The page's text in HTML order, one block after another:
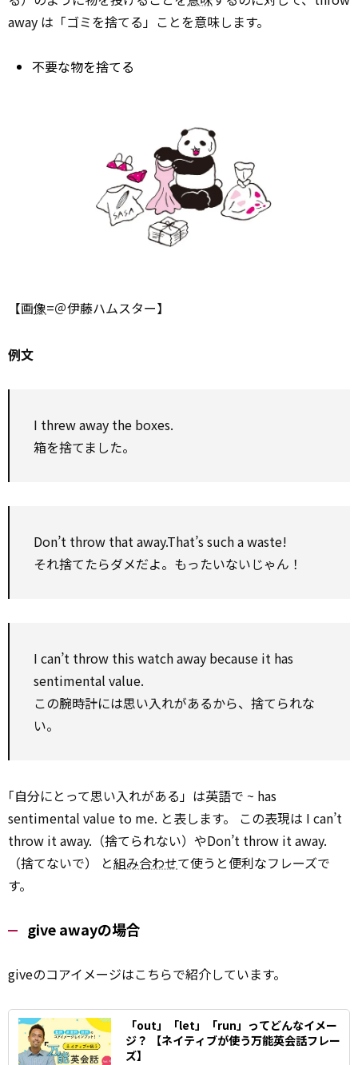
away は「ゴミを捨てる」ことを意味します。
不要な物を捨てる
【画像=＠伊藤ハムスター】
例文
I threw away the boxes.
箱を捨てました。
Don’t throw that away.That’s such a waste!
それ捨てたらダメだよ。もったいないじゃん！
I can’t throw this watch away because it has
sentimental value.
この腕時計には思い入れがあるから、捨てられな
い。
｢自分にとって思い入れがある」は英語で ~ has
sentimental value to me. と表します。 この表現は I can’t
throw it away.（捨てられない）やDon’t throw it away.
（捨てないで） と組み合わせて使うと便利なフレーズで
す。
give awayの場合
giveのコアイメージはこちらで紹介しています。
「out」「let」「run」ってどんなイメー
ジ？ 【ネイティブが使う万能英会話フレー
ズ】